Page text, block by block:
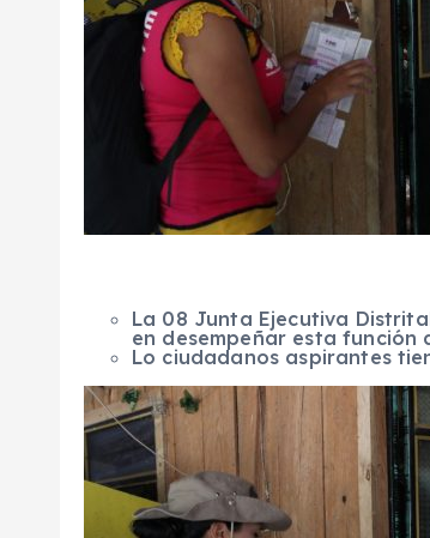
La 08 Junta Ejecutiva
en desempeñar esta función
Lo ciudadanos aspirantes